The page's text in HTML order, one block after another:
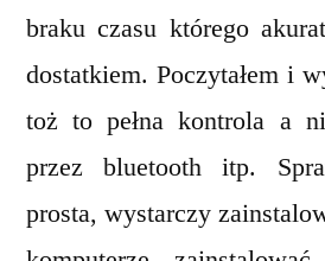
braku czasu którego
dostatkiem. Poczytałem i
toż to pełna kontrola a
przez bluetooth itp.
prosta, wystarczy